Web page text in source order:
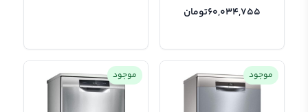
60,034,755تومان
موجود موجود